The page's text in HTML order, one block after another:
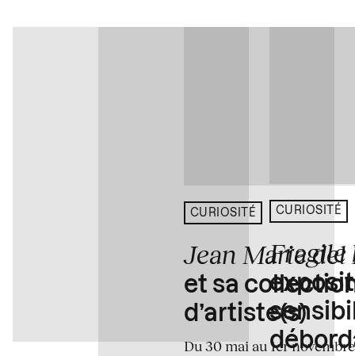
CURIOSITÉ
Jean Marie del
et sa
d’artiste(s)
Du 30 mai au 1er
CURIOSITÉ
Fragile